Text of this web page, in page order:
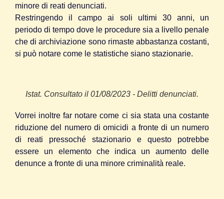
minore di reati denunciati.
Restringendo il campo ai soli ultimi 30 anni, un
periodo di tempo dove le procedure sia a livello penale
che di archiviazione sono rimaste abbastanza costanti,
si può notare come le statistiche siano stazionarie.
Istat. Consultato il 01/08/2023 - Delitti denunciati.
Vorrei inoltre far notare come ci sia stata una costante
riduzione del numero di omicidi a fronte di un numero
di reati pressoché stazionario e questo potrebbe
essere un elemento che indica un aumento delle
denunce a fronte di una minore criminalità reale.